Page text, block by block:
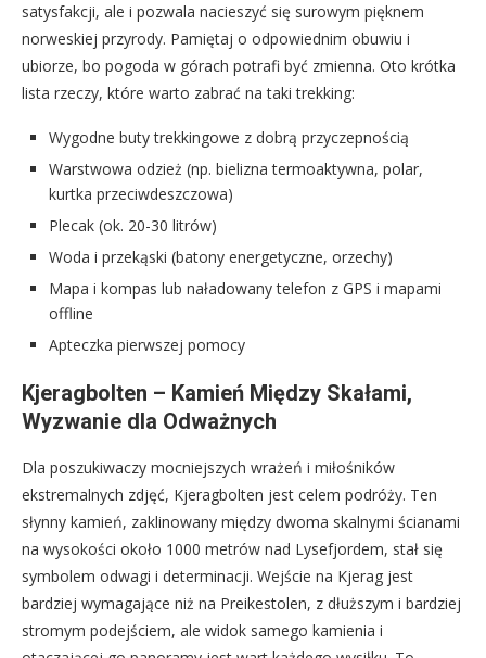
satysfakcji, ale i pozwala nacieszyć się surowym pięknem
norweskiej przyrody. Pamiętaj o odpowiednim obuwiu i
ubiorze, bo pogoda w górach potrafi być zmienna. Oto krótka
lista rzeczy, które warto zabrać na taki trekking:
Wygodne buty trekkingowe z dobrą przyczepnością
Warstwowa odzież (np. bielizna termoaktywna, polar,
kurtka przeciwdeszczowa)
Plecak (ok. 20-30 litrów)
Woda i przekąski (batony energetyczne, orzechy)
Mapa i kompas lub naładowany telefon z GPS i mapami
offline
Apteczka pierwszej pomocy
Kjeragbolten – Kamień Między Skałami,
Wyzwanie dla Odważnych
Dla poszukiwaczy mocniejszych wrażeń i miłośników
ekstremalnych zdjęć, Kjeragbolten jest celem podróży. Ten
słynny kamień, zaklinowany między dwoma skalnymi ścianami
na wysokości około 1000 metrów nad Lysefjordem, stał się
symbolem odwagi i determinacji. Wejście na Kjerag jest
bardziej wymagające niż na Preikestolen, z dłuższym i bardziej
stromym podejściem, ale widok samego kamienia i